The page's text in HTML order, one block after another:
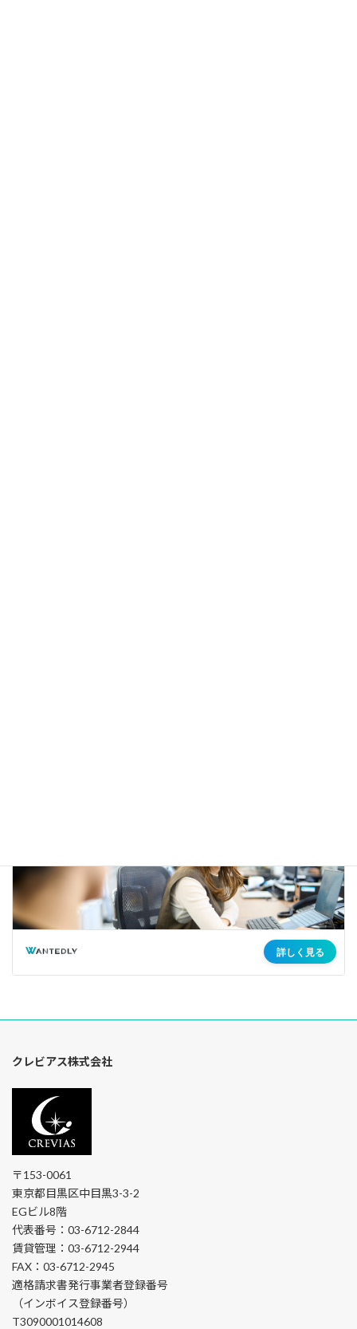
クレビアス株式会社
〒153-0061
東京都目黒区中目黒3-3-2
EGビル8階
代表番号：03-6712-2844
賃貸管理：03-6712-2944
FAX：03-6712-2945
適格請求書発行事業者登録番号
（インボイス登録番号）
T3090001014608